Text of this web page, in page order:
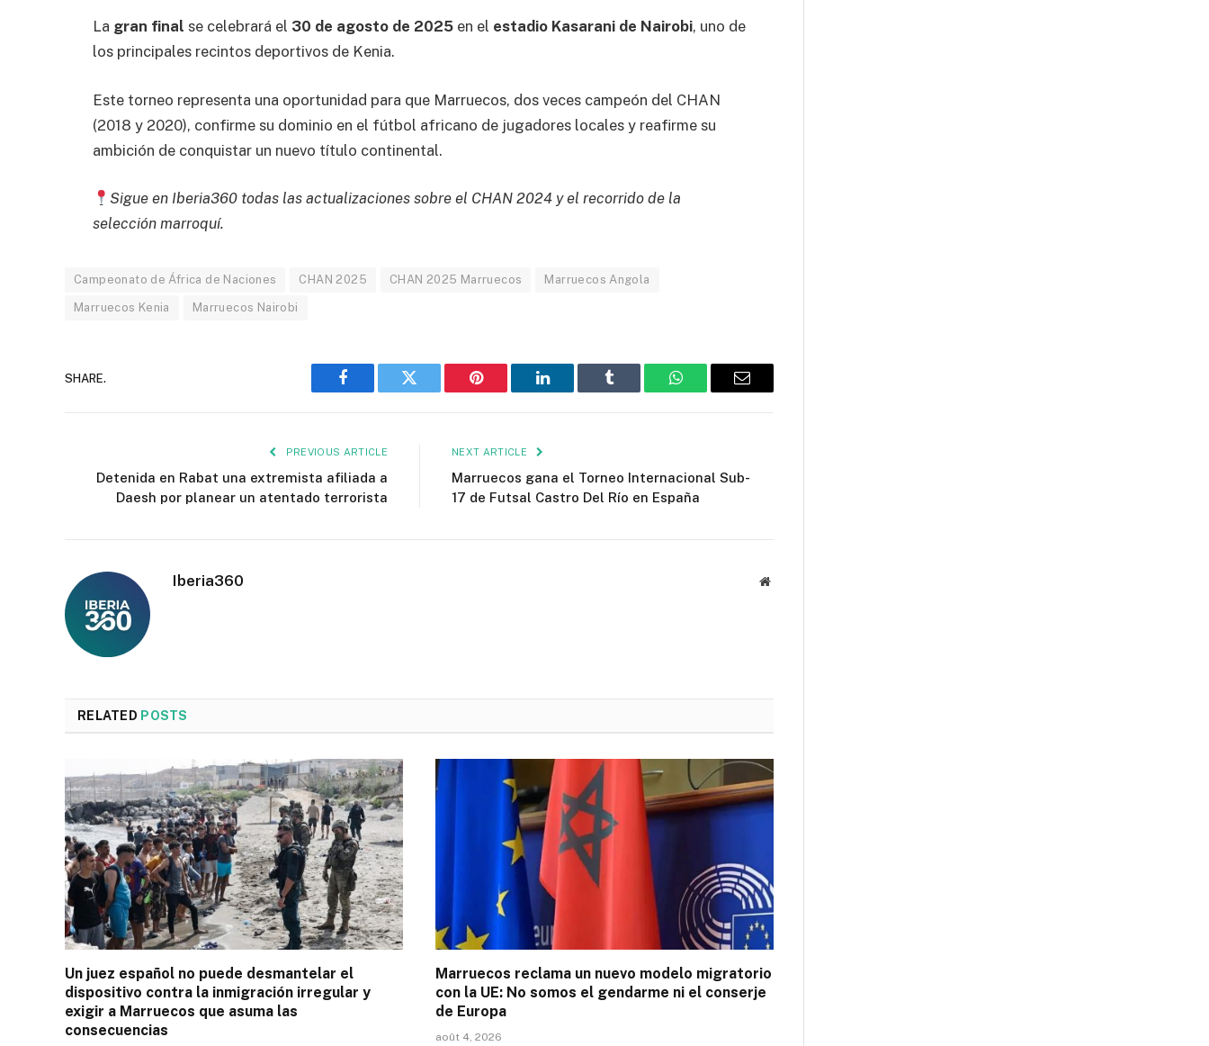
La gran final se celebrará el 30 de agosto de 2025 en el estadio Kasarani de Nairobi, uno de
los principales recintos deportivos de Kenia.
Este torneo representa una oportunidad para que Marruecos, dos veces campeón del CHAN
(2018 y 2020), confirme su dominio en el fútbol africano de jugadores locales y reafirme su
ambición de conquistar un nuevo título continental.
Sigue en Iberia360 todas las actualizaciones sobre el CHAN 2024 y el recorrido de la
selección marroquí.
Campeonato de África de Naciones CHAN 2025 CHAN 2025 Marruecos Marruecos Angola
Marruecos Kenia Marruecos Nairobi
SHARE.
Facebook Twitter Pinterest LinkedIn Tumblr WhatsAppEmail
PREVIOUS ARTICLE
Detenida en Rabat una extremista afiliada a
Daesh por planear un atentado terrorista
NEXT ARTICLE
Marruecos gana el Torneo Internacional Sub-
17 de Futsal Castro Del Río en España
Iberia360 Website
RELATED POSTS
Un juez español no puede desmantelar el
dispositivo contra la inmigración irregular y
exigir a Marruecos que asuma las
consecuencias
Marruecos reclama un nuevo modelo migratorio
con la UE: No somos el gendarme ni el conserje
de Europa
août 4, 2026